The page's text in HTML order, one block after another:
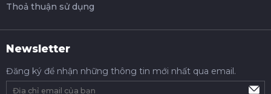
Thoả thuận sử dụng
Newsletter
Đăng ký để nhận những thông tin mới nhất qua email.